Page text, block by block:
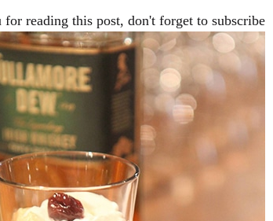
for reading this post, don't forget to subscribe!